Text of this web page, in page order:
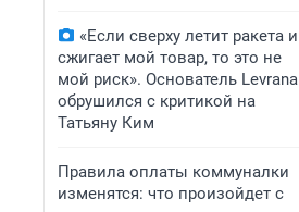
«Если сверху летит ракета и
сжигает мой товар, то это не
мой риск». Основатель Levrana
обрушился с критикой на
Татьяну Ким
Правила оплаты коммуналки
изменятся: что произойдет с